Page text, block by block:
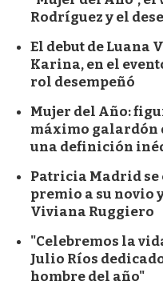
Rodríguez y el
El debut de Luana
Karina, en el
rol desempeñó
Mujer del Año:
máximo galardón
una definición
Patricia Madrid
premio a su novio
Viviana Ruggiero
"Celebremos la
Julio Ríos
hombre del año"